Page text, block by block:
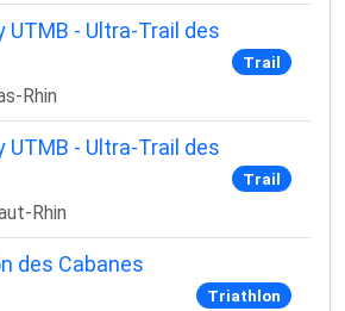
UTMB - Ultra-Trail des
Rhin
Trail
UTMB - Ultra-Trail des
Rhin
Trail
des Cabanes
Triathlon